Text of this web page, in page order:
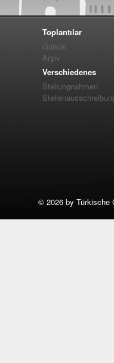
Toplantılar
Güncel
Arşiv
Verschiedenes
Stellungnahmen
© 2026 by Türkische